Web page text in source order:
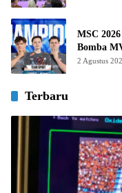
MSC
Bomba
2 Agustus
Terbaru